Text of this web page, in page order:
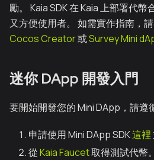
勵。 Kaia SDK 在 Kaia 上部署代
又方便使用者。 如需實作指南，
Cocos Creator或Survey Mini
迷你 DApp 開發入門
要開始開發您的 Mini DApp，請遵
申請使用 Mini DApp SDK這裡
從Kaia Faucet取得測試代幣。